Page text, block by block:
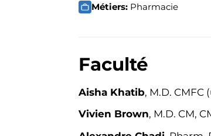
Métiers: Pharmacie
Faculté
Aisha Khatib, M.D. CMFC
Vivien Brown, M.D. CM,